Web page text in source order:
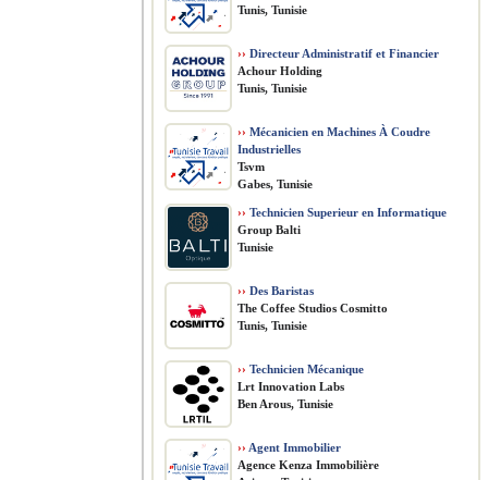
Tunis, Tunisie
›› Directeur Administratif et Financier
Achour Holding
Tunis, Tunisie
›› Mécanicien en Machines À Coudre
Industrielles
Tsvm
Gabes, Tunisie
›› Technicien Superieur en Informatique
Group Balti
Tunisie
›› Des Baristas
The Coffee Studios Cosmitto
Tunis, Tunisie
›› Technicien Mécanique
Lrt Innovation Labs
Ben Arous, Tunisie
›› Agent Immobilier
Agence Kenza Immobilière